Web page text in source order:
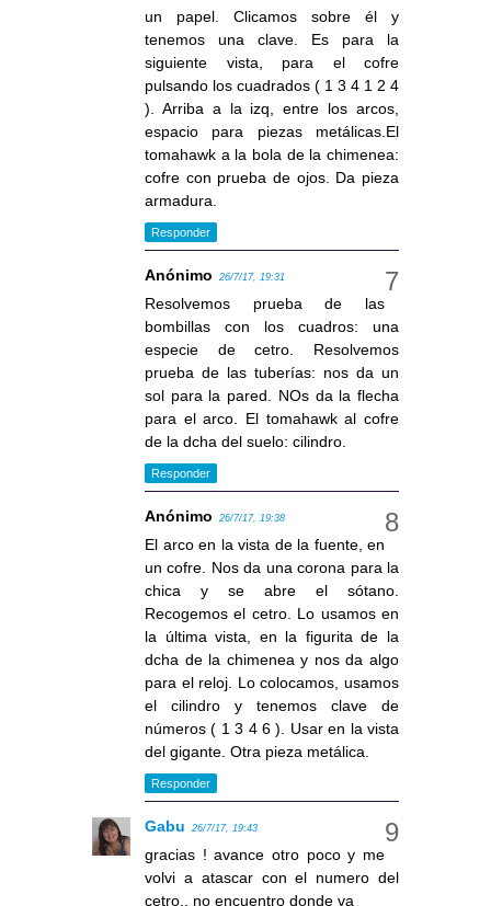
un papel. Clicamos sobre él y
tenemos una clave. Es para la
siguiente vista, para el cofre
pulsando los cuadrados ( 1 3 4 1 2 4
). Arriba a la izq, entre los arcos,
espacio para piezas metálicas.El
tomahawk a la bola de la chimenea:
cofre con prueba de ojos. Da pieza
armadura.
Responder
Anónimo 26/7/17, 19:31
Resolvemos prueba de las
bombillas con los cuadros: una
especie de cetro. Resolvemos
prueba de las tuberías: nos da un
sol para la pared. NOs da la flecha
para el arco. El tomahawk al cofre
de la dcha del suelo: cilindro.
Responder
Anónimo 26/7/17, 19:38
El arco en la vista de la fuente, en
un cofre. Nos da una corona para la
chica y se abre el sótano.
Recogemos el cetro. Lo usamos en
la última vista, en la figurita de la
dcha de la chimenea y nos da algo
para el reloj. Lo colocamos, usamos
el cilindro y tenemos clave de
números ( 1 3 4 6 ). Usar en la vista
del gigante. Otra pieza metálica.
Responder
Gabu 26/7/17, 19:43
gracias ! avance otro poco y me
volvi a atascar con el numero del
cetro,, no encuentro donde va